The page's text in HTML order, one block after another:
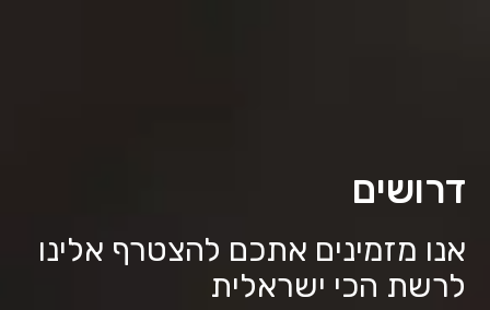
בעזרת
קורא
מסך.
דרושים
אנו מזמינים אתכם להצטרף אלינו
לרשת הכי ישראלית